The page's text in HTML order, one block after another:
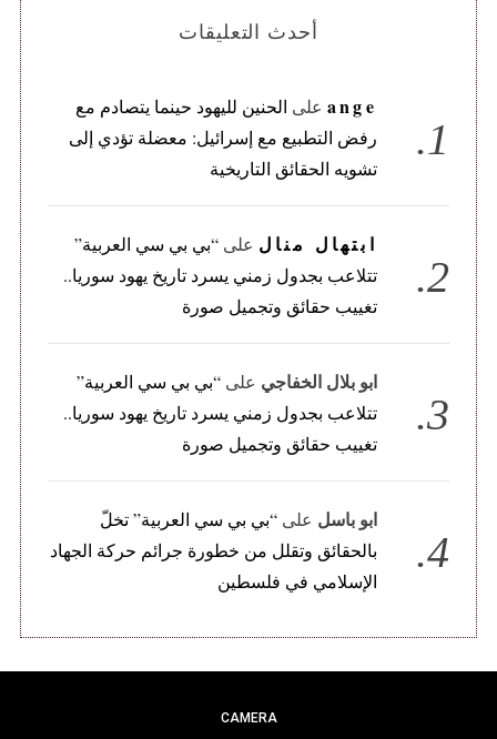
أحدث التعليقات
angeعلى الحنين لليهود حينما يتصادم مع
رفض التطبيع مع إسرائيل: معضلة تؤدي إلى
تشويه الحقائق التاريخية
ابتهال منال على“بي بي سي العربية”
تتلاعب بجدول زمني يسرد تاريخ يهود سوريا..
تغييب حقائق وتجميل صورة
ابو بلال الخفاجي على“بي بي سي العربية”
تتلاعب بجدول زمني يسرد تاريخ يهود سوريا..
تغييب حقائق وتجميل صورة
ابو باسل على“بي بي سي العربية” تخلّ
بالحقائق وتقلل من خطورة جرائم حركة الجهاد
الإسلامي في فلسطين
CAMERA